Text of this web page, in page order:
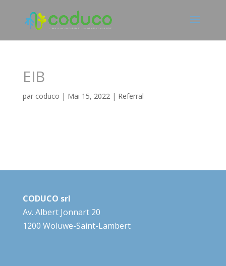
EIB
par coduco | Mai 15, 2022| Referral
CODUCO srl
Av. Albert Jonnart 20
1200 Woluwe-Saint-Lambert